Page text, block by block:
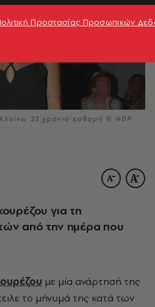
23 χρόνια καθαρή © NDP
για τη
από την ημέρα που
με μία ανάρτησή της
το μήνυμά της κατά των
Προστασίας Προσωπικών